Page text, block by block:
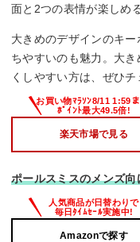
面と2つの表情が楽しめ
大きめのデザインのキ
ちやすいのも魅力。大
くしやすい方は、ぜひチ
楽天市場で見る
ポールスミスのメンズ
Amazonで探す